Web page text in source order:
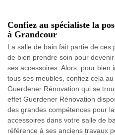
Confiez au spécialiste la
à Grandcour
La salle de bain fait partie de ces
de bien prendre soin pour
ses accessoires. Alors, pour bien
tous ses meubles, confiez cela
Guerdener Rénovation qui se
effet Guerdener Rénovation
des grandes compétences pour
accessoires dans votre salle de
référence à ses anciens travaux